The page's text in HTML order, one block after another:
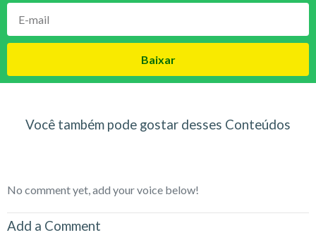
Baixar
Você também pode gostar desses Conteúdos
No comment yet, add your voice below!
Add a Comment